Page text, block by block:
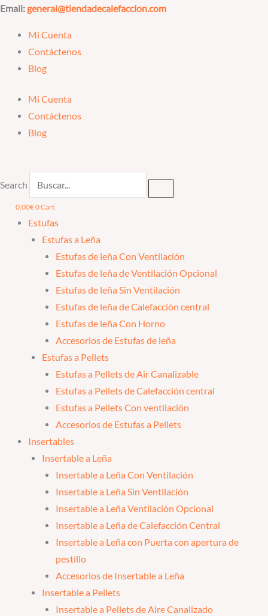
Ir
contenido
Email:general@tiendadecalefaccion.com
Mi Cuenta
Contáctenos
Blog
Mi Cuenta
Contáctenos
Blog
Search
0,00€0Cart
Estufas
Estufas a Leña
Estufas de leña Con Ventilación
Estufas de leña de Ventilación Opcional
Estufas de leña Sin Ventilación
Estufas de leña de Calefacción central
Estufas de leña Con Horno
Accesorios de Estufas de leña
Estufas a Pellets
Estufas a Pellets de Air Canalizable
Estufas a Pellets de Calefacción central
Estufas a Pellets Con ventilación
Accesorios de Estufas a Pellets
Insertables
Insertable a Leña
Insertable a Leña Con Ventilación
Insertable a Leña Sin Ventilación
Insertable a Leña Ventilación Opcional
Insertable a Leña de Calefacción Central
Insertable a Leña con Puerta con apertura de
pestillo
Accesorios de Insertable a Leña
Insertable a Pellets
Insertable a Pellets de Aire Canalizado